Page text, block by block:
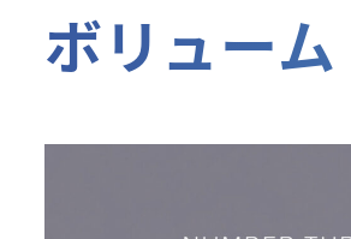
ボリューム